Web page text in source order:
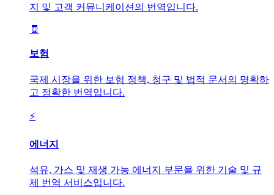
지 및 고객 커뮤니케이션의 번역입니다.
🧾
보험
국제 시장을 위한 보험 정책, 청구 및 법적 문서의 명확하
고 정확한 번역입니다.
⚡
에너지
석유, 가스 및 재생 가능 에너지 부문을 위한 기술 및 규
제 번역 서비스입니다.